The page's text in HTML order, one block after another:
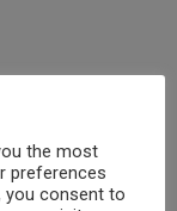
the most
preferences
you consent to